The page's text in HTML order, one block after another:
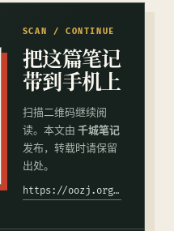
SCAN / CONTINUE
把这篇笔记
带到手机上
扫描二维码继续阅
读。本文由 千城笔记
发布，转载时请保留
出处。
https://oozj.org/42.html